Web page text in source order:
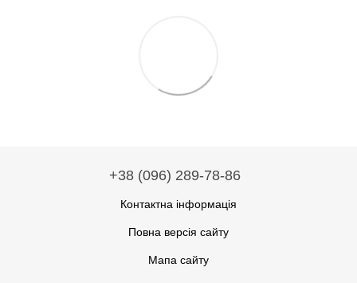
+38 (096) 289-78-86
Контактна інформація
Повна версія сайту
Мапа сайту